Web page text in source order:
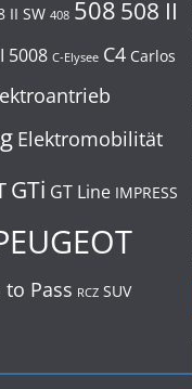
II SW 408 508 508 II
5008 C-Elysee C4 Carlos
Elektromobilität
GTi GT Line IMPRESS
to Pass RCZ SUV